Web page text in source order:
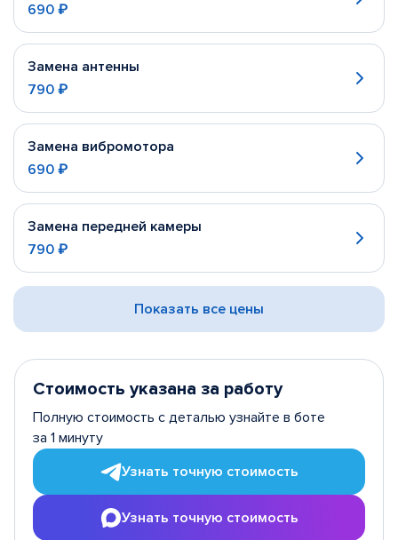
690 ₽
Замена антенны
790 ₽
Замена вибромотора
690 ₽
Замена передней камеры
790 ₽
Показать все цены
Стоимость указана за работу
Полную стоимость с деталью узнайте в боте
за 1 минуту
Узнать точную стоимость
Узнать точную стоимость